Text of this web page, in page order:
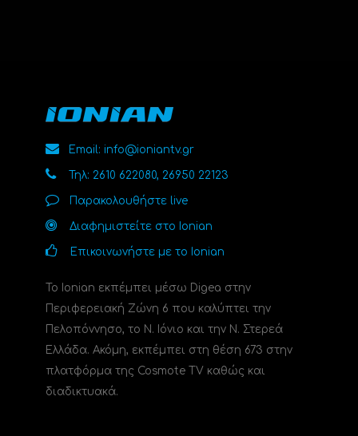
Email: info@ioniantv.gr
Τηλ: 2610 622080, 26950 22123
Παρακολουθήστε live
Διαφημιστείτε στο Ionian
Επικοινωνήστε με το Ionian
Το Ionian εκπέμπει μέσω Digea στην
Περιφερειακή Ζώνη 6 που καλύπτει την
Πελοπόννησο, το N. Ιόνιο και την Ν. Στερεά
Ελλάδα. Ακόμη, εκπέμπει στη θέση 673 στην
πλατφόρμα της Cosmote TV καθώς και
διαδικτυακά.